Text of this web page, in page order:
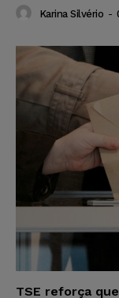
Karina Silvério -
TSE reforça